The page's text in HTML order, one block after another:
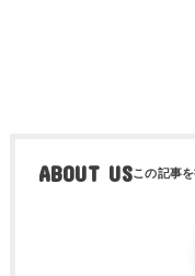
ABOUT US